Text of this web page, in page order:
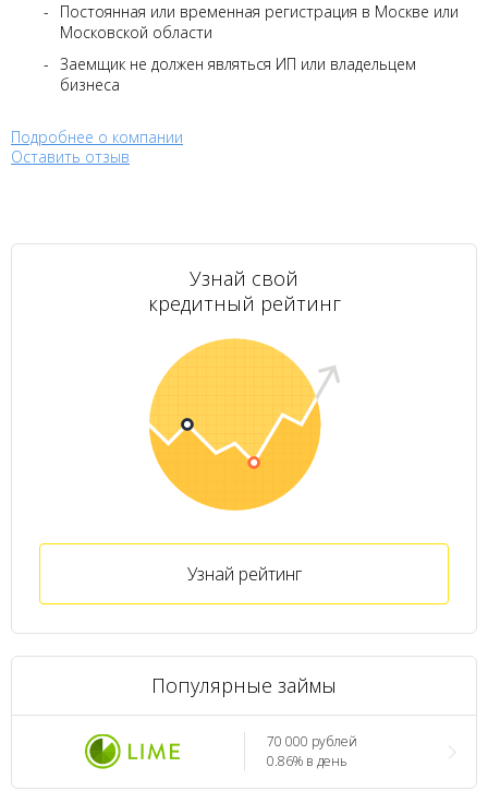
Постоянная или временная регистрация в Москве или
Московской области
Заемщик не должен являться ИП или владельцем
бизнеса
Подробнее о компании
Оставить отзыв
Узнай свой
кредитный рейтинг
Узнай рейтинг
Популярные займы
70 000 рублей
0.86% в день